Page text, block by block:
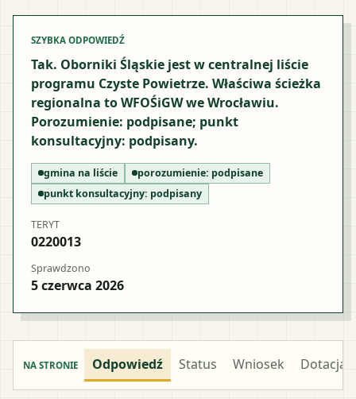
SZYBKA ODPOWIEDŹ
Tak. Oborniki Śląskie jest w centralnej liście
programu Czyste Powietrze. Właściwa ścieżka
regionalna to WFOŚiGW we Wrocławiu.
Porozumienie: podpisane; punkt
konsultacyjny: podpisany.
gmina na liście porozumienie: podpisane
punkt konsultacyjny: podpisany
TERYT
0220013
Sprawdzono
5 czerwca 2026
NA STRONIE Odpowiedź Status Wniosek Dotacja